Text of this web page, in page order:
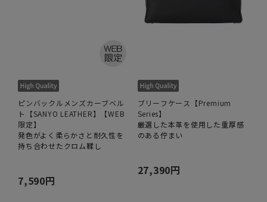
ピンバックルメンズカーブベル
ト【SANYO LEATHER】【WEB
限定】
発色がよく柔らかさと耐久性を
持ち合わせたクロム鞣し
7,590円
ブリーフケース【Premium
Series】
厳選した本革を使用した重厚感
のある佇まい
27,390円